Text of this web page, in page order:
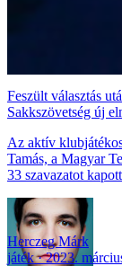
Feszült választás
Sakkszövetség új
Az aktív
Tamás, a Magyar
33 szavazatot
Herczeg Márk
játék
2023.